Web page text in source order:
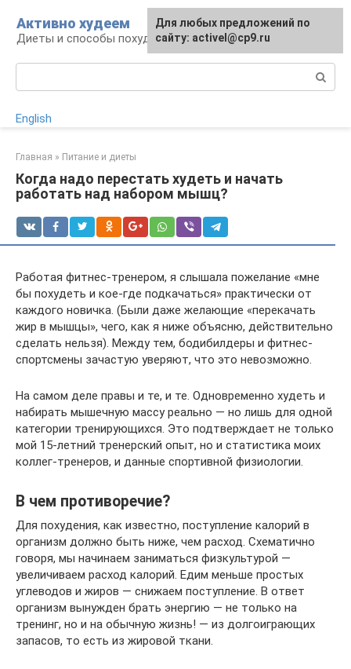
контенту
Активно худеем
Диеты и способы похудения
English
Главная » Питание и диеты
Когда надо перестать худеть и начать
работать над набором мышц?
Работая фитнес-тренером, я слышала пожелание «мне
бы похудеть и кое-где подкачаться» практически от
каждого новичка. (Были даже желающие «перекачать
жир в мышцы», чего, как я ниже объясню, действительно
сделать нельзя). Между тем, бодибилдеры и фитнес-
спортсмены зачастую уверяют, что это невозможно.
На самом деле правы и те, и те. Одновременно худеть и
набирать мышечную массу реально — но лишь для одной
категории тренирующихся. Это подтверждает не только
мой 15-летний тренерский опыт, но и статистика моих
коллег-тренеров, и данные спортивной физиологии.
В чем противоречие?
Для похудения, как известно, поступление калорий в
организм должно быть ниже, чем расход. Схематично
говоря, мы начинаем заниматься физкультурой —
увеличиваем расход калорий. Едим меньше простых
углеводов и жиров — снижаем поступление. В ответ
организм вынужден брать энергию — не только на
тренинг, но и на обычную жизнь! — из долгоиграющих
запасов, то есть из жировой ткани.
Для любых предложений по
сайту: activel@cp9.ru